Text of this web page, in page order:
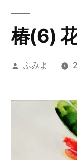
椿(6)
投
ふみよ